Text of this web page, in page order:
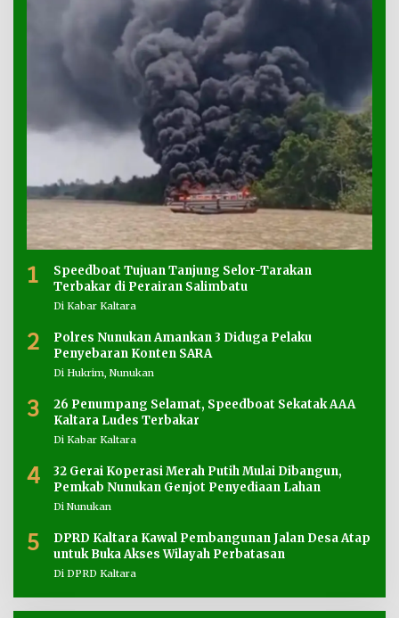
1
Speedboat Tujuan Tanjung Selor-Tarakan
Terbakar di Perairan Salimbatu
Di Kabar Kaltara
2
Polres Nunukan Amankan 3 Diduga Pelaku
Penyebaran Konten SARA
Di Hukrim, Nunukan
3
26 Penumpang Selamat, Speedboat Sekatak AAA
Kaltara Ludes Terbakar
Di Kabar Kaltara
4
32 Gerai Koperasi Merah Putih Mulai Dibangun,
Pemkab Nunukan Genjot Penyediaan Lahan
Di Nunukan
5
DPRD Kaltara Kawal Pembangunan Jalan Desa Atap
untuk Buka Akses Wilayah Perbatasan
Di DPRD Kaltara